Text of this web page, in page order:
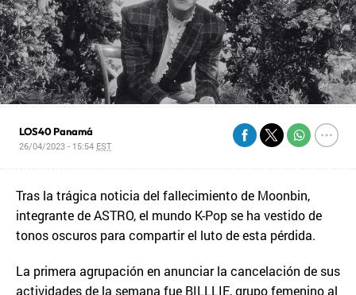
LOS40 Panamá
26/04/2023 - 15:54 EST
Tras la trágica noticia del fallecimiento de Moonbin,
integrante de ASTRO, el mundo K-Pop se ha vestido de
tonos oscuros para compartir el luto de esta pérdida.
La primera agrupación en anunciar la cancelación de sus
actividades de la semana fue BILLLIE, grupo femenino al